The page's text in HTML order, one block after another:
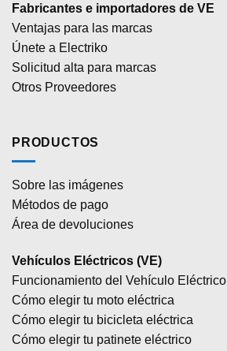
Fabricantes e importadores de VE
Ventajas para las marcas
Únete a Electriko
Solicitud alta para marcas
Otros Proveedores
PRODUCTOS
Sobre las imágenes
Métodos de pago
Área de devoluciones
Vehículos Eléctricos (VE)
Funcionamiento del Vehículo Eléctrico
Cómo elegir tu moto eléctrica
Cómo elegir tu bicicleta eléctrica
Cómo elegir tu patinete eléctrico